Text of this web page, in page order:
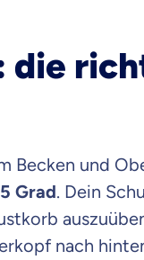
die
und
Grad. Dein
nach
Zahnzusatz
Krankenhaus
Versicherung